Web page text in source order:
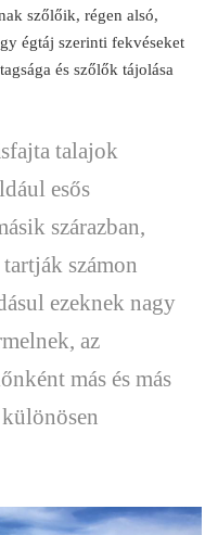
szőlőik, régen alsó,
égtáj szerinti fekvéseket
és szőlők tájolása
talajok
esős
szárazban,
számon
ezeknek nagy
az
más és más